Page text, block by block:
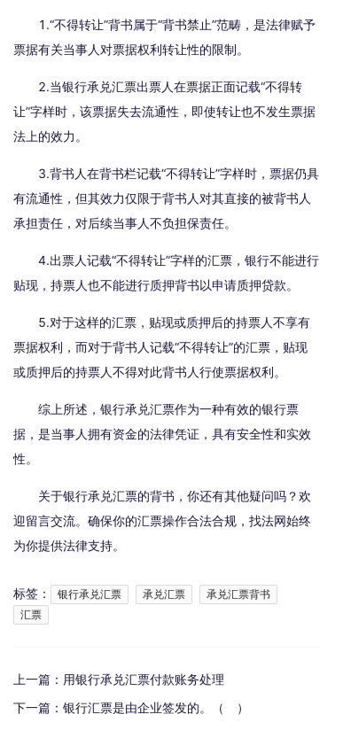
1.“不得转让”背书属于“背书禁止”范畴，是法律赋予
票据有关当事人对票据权利转让性的限制。
2.当银行承兑汇票出票人在票据正面记载“不得转
让”字样时，该票据失去流通性，即使转让也不发生票据
法上的效力。
3.背书人在背书栏记载“不得转让”字样时，票据仍具
有流通性，但其效力仅限于背书人对其直接的被背书人
承担责任，对后续当事人不负担保责任。
4.出票人记载“不得转让”字样的汇票，银行不能进行
贴现，持票人也不能进行质押背书以申请质押贷款。
5.对于这样的汇票，贴现或质押后的持票人不享有
票据权利，而对于背书人记载“不得转让”的汇票，贴现
或质押后的持票人不得对此背书人行使票据权利。
综上所述，银行承兑汇票作为一种有效的银行票
据，是当事人拥有资金的法律凭证，具有安全性和实效
性。
关于银行承兑汇票的背书，你还有其他疑问吗？欢
迎留言交流。确保你的汇票操作合法合规，找法网始终
为你提供法律支持。
标签： 银行承兑汇票 承兑汇票
承兑汇票背书
汇票
上一篇： 用银行承兑汇票付款账务处理
下一篇： 银行汇票是由企业签发的。（ ）